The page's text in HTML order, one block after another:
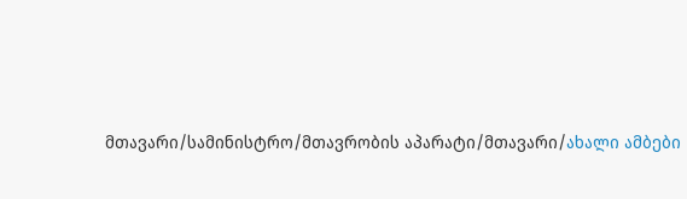
მთავარი/სამინისტრო/მთავრობის აპარატი/მთავარი/ახალი ამბები